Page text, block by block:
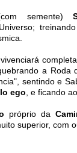
semente)
a
sentindo e
ego , e ficando
próprio da
superior,